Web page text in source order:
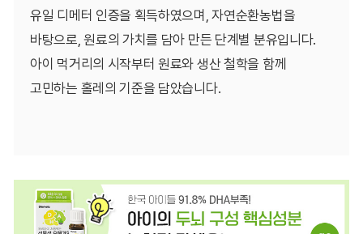
유일 디메터 인증을 획득하였으며, 자연순환농법을
바탕으로, 원료의 가치를 담아 만든 단계별 분유입니다.
아이 먹거리의 시작부터 원료와 생산 철학을 함께
고민하는 홀레의 기준을 담았습니다.